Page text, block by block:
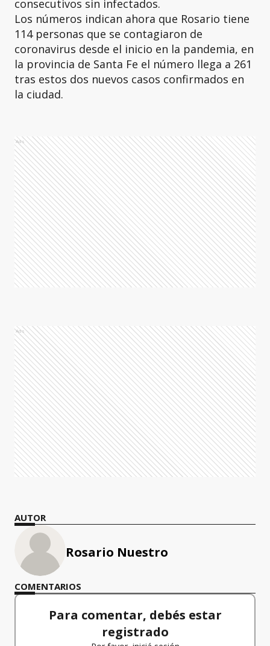
consecutivos sin infectados.
Los números indican ahora que Rosario tiene
114 personas que se contagiaron de
coronavirus desde el inicio en la pandemia, en
la provincia de Santa Fe el número llega a 261
tras estos dos nuevos casos confirmados en
la ciudad.
Ads
Ads
AUTOR
Rosario Nuestro
COMENTARIOS
Para comentar, debés estar
registrado